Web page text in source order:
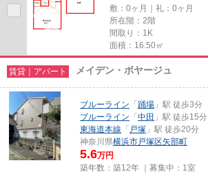
敷：0ヶ月｜礼：0ヶ月
所在階：2階
間取り：1K
面積：16.50㎡
賃貸｜アパート メイデン・ボヤージュ
ブルーライン 「 踊場 」駅 徒歩3分
ブルーライン 「 中田 」駅 徒歩15分
東海道本線 「 戸塚 」駅 徒歩20分
神奈川県横浜市戸塚区矢部町
5.6万円
築年数：築12年 ｜募集中： 1室